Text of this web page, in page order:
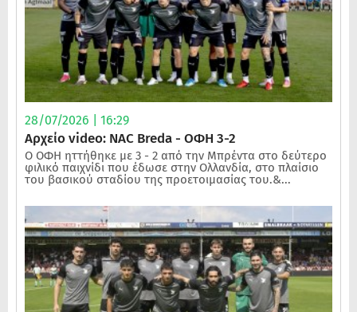
28/07/2026 | 16:29
Αρχείο video: NAC Breda - ΟΦΗ 3-2
Ο ΟΦΗ ηττήθηκε με 3 - 2 από την Μπρέντα στο δεύτερο
φιλικό παιχνίδι που έδωσε στην Ολλανδία, στο πλαίσιο
του βασικού σταδίου της προετοιμασίας του.&...